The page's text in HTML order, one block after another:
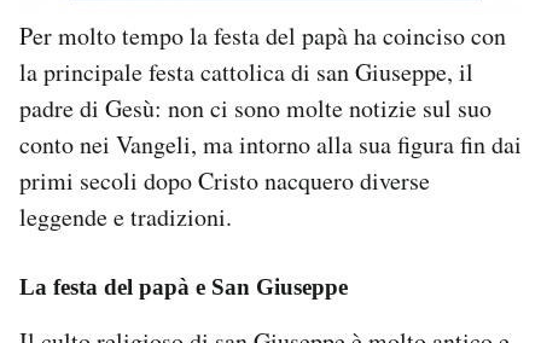
Per molto tempo la festa del papà ha coinciso con
la principale festa cattolica di san Giuseppe, il
padre di Gesù: non ci sono molte notizie sul suo
conto nei Vangeli, ma intorno alla sua figura fin dai
primi secoli dopo Cristo nacquero diverse
leggende e tradizioni.
La festa del papà e San Giuseppe